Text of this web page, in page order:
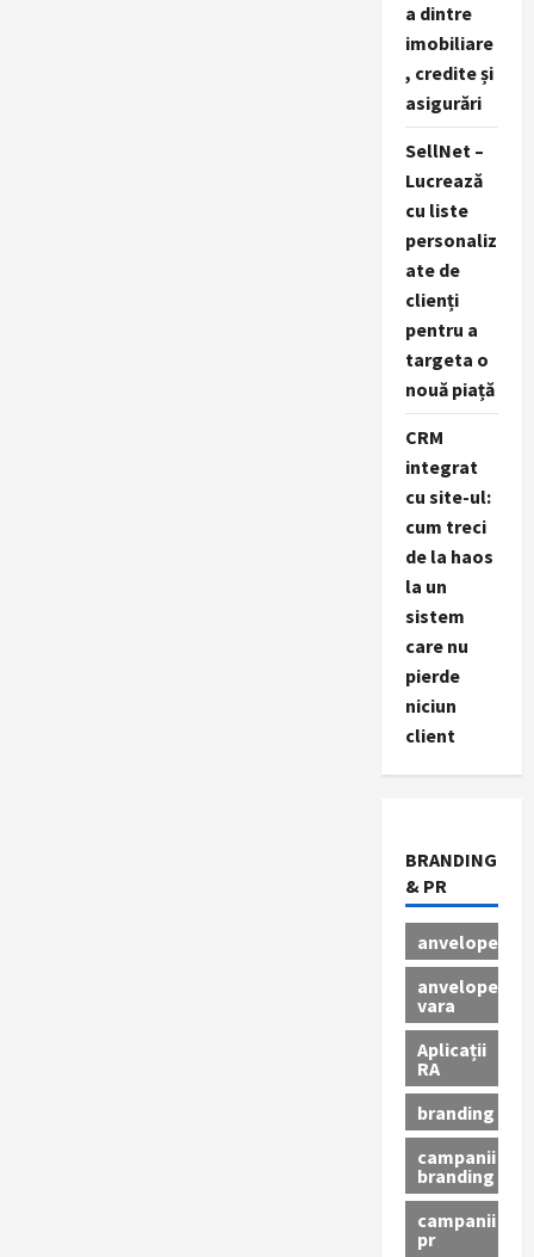
a dintre
imobiliare
, credite și
asigurări
SellNet –
Lucrează
cu liste
personaliz
ate de
clienți
pentru a
targeta o
nouă piață
CRM
integrat
cu site-ul:
cum treci
de la haos
la un
sistem
care nu
pierde
niciun
client
BRANDING
& PR
anvelope
anvelope
vara
Aplicații
RA
branding
campanii
branding
campanii
pr